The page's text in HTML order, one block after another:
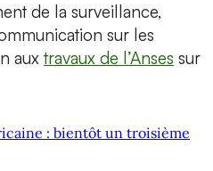
de la surveillance,
sur les
auxtravaux de l’Anses sur
: bientôt un troisième